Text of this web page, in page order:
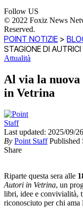
Follow US
© 2022 Foxiz News
Reserved.
POINT NOTIZIE >
STAGIONE DI
Attualità
Al via la
in Vetrina
Last updated: 2025/09/
By Point Staff Published
Share
Riparte questa sera alle
Autori in Vetrina, un
libri, idee e convivialità,
riconosciuto per chi ama